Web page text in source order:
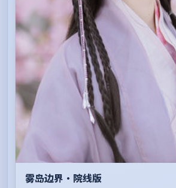
雾岛边界·院线版